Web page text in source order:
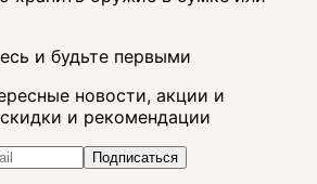
и будьте первыми
новости, акции и
и рекомендации
Подписаться